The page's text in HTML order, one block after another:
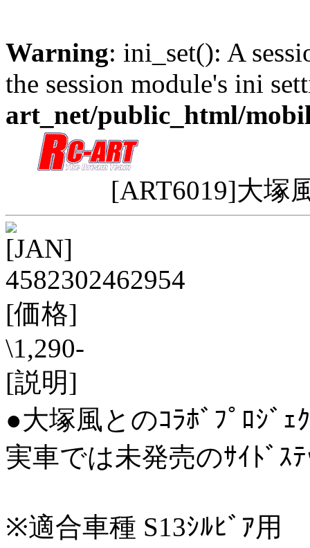
Warning: ini_set(): A
the session module's ini
art_net/public_html/
[ART6019]大塚
[JAN]
4582302462954
[価格]
\1,290-
[説明]
●大塚風とのｺﾗﾎﾞﾌﾟﾛｼﾞｪ
実車では未発売のｻｲﾄﾞｽ
※適合車種 S13ｼﾙﾋﾞｱ用